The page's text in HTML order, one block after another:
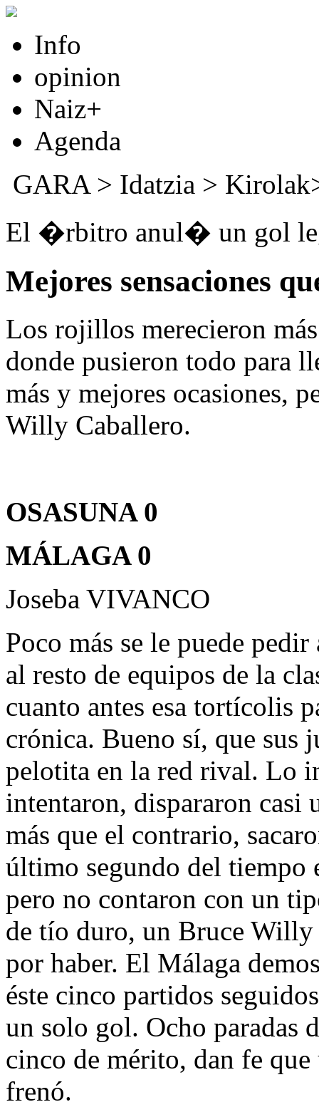
Info
opinion
Naiz+
Agenda
GARA> Idatzia >
El �rbitro anul� un gol
Mejores sensaciones
Los rojillos merecieron
donde pusieron todo para
más y mejores ocasiones,
Willy Caballero.
OSASUNA 0
MÁLAGA 0
Joseba VIVANCO
Poco más se le puede
al resto de equipos de la
cuanto antes esa tortícolis
crónica. Bueno sí, que sus
pelotita en la red rival. Lo
intentaron, dispararon casi
más que el contrario,
último segundo del tiempo
pero no contaron con un
de tío duro, un Bruce
por haber. El Málaga
éste cinco partidos
un solo gol. Ocho paradas
cinco de mérito, dan fe
frenó.